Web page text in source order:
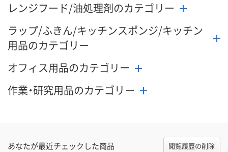
レンジフード/油処理剤のカテゴリー
ラップ/ふきん/キッチンスポンジ/キッチン
用品のカテゴリー
オフィス用品のカテゴリー
作業・研究用品のカテゴリー
あなたが最近チェックした商品 閲覧履歴の削除